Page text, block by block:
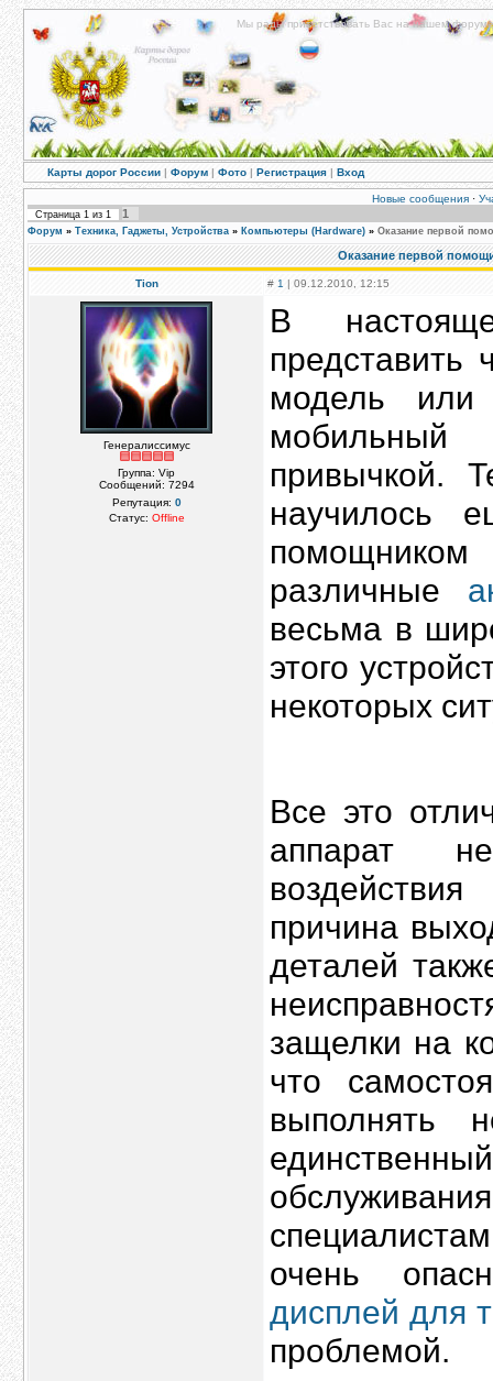
Мы рады приветствовать Вас на нашем
Карты дорог России | Форум | Фото | Регистрация | Вход
Новые сообщения·
Страница 1 из 1 1
Форум » Техника, Гаджеты, Устройства » Компьютеры (Hardware) » Оказание первой
Оказание первой
Tion # 1 | 09.12.2010, 12:15
Генералиссимус
Группа: Vip
Сообщений: 7294
Репутация: 0
Статус: Offline
В
представить
модель
привычкой.
научилось
помощником
различные
весьма в
этого
некоторых
Все это
аппарат
причина
деталей
защелки на
что
выполнять
очень
дисплей для
проблемой.